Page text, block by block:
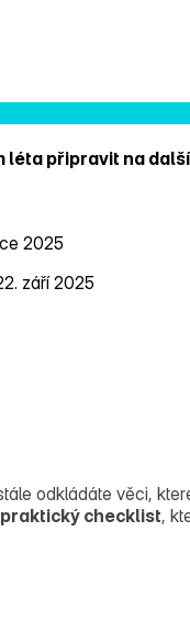
léta připravit na
2025
září 2025
odkládáte věci,
praktický checklist,